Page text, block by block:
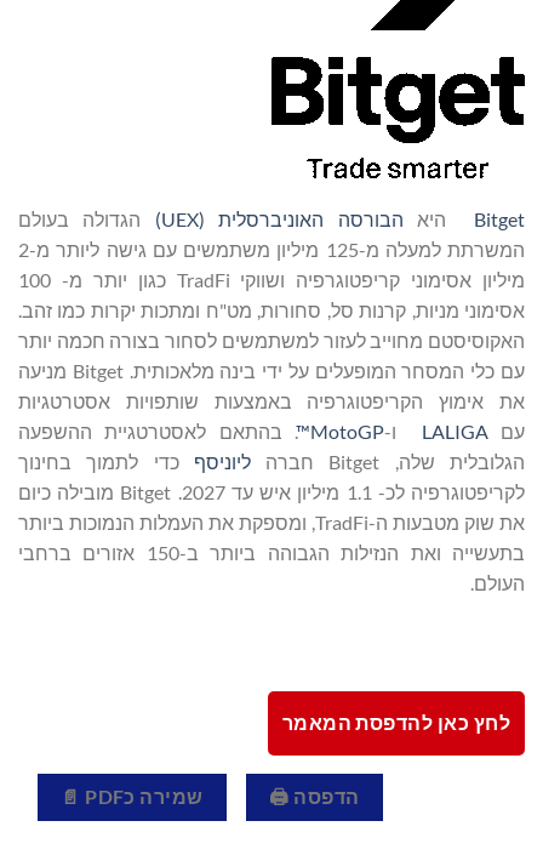
Bitget היא הבורסה האוניברסלית (UEX)
הגדולה בעולם
המשרתת למעלה מ-125 מיליון משתמשים עם גישה ליותר מ-2
מיליון אסימוני קריפטוגרפיה ושווקי TradFi כגון יותר מ- 100
אסימוני מניות, קרנות סל, סחורות, מט"ח ומתכות יקרות כמו זהב.
האקוסיסטם מחוייב לעזור למשתמשים לסחור בצורה חכמה יותר
עם כלי המסחר המופעלים על ידי בינה מלאכותית. Bitget מניעה
את אימוץ הקריפטוגרפיה באמצעות שותפויות אסטרטגיות
עםLALIGA ו-MotoGP™
. בהתאם לאסטרטגיית ההשפעה
הגלובלית שלה, Bitget חברה
ליוניסף כדי לתמוך בחינוך
לקריפטוגרפיה לכ- 1.1 מיליון איש עד 2027. Bitget מובילה כיום
את שוק מטבעות ה-TradFi, ומספקת את העמלות הנמוכות ביותר
בתעשייה ואת הנזילות הגבוהה ביותר ב-150 אזורים ברחבי
העולם.
לחץ כאן להדפסת המאמר
הדפסה 🖨 שמירה כPDF 📄